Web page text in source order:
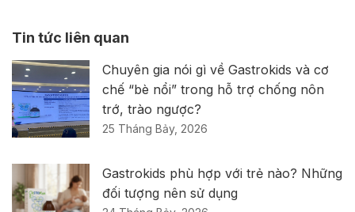
Tin tức liên quan
Chuyên gia nói gì về Gastrokids và cơ
chế “bè nổi” trong hỗ trợ chống nôn
trớ, trào ngược?
25 Tháng Bảy, 2026
Gastrokids phù hợp với trẻ nào? Những
đối tượng nên sử dụng